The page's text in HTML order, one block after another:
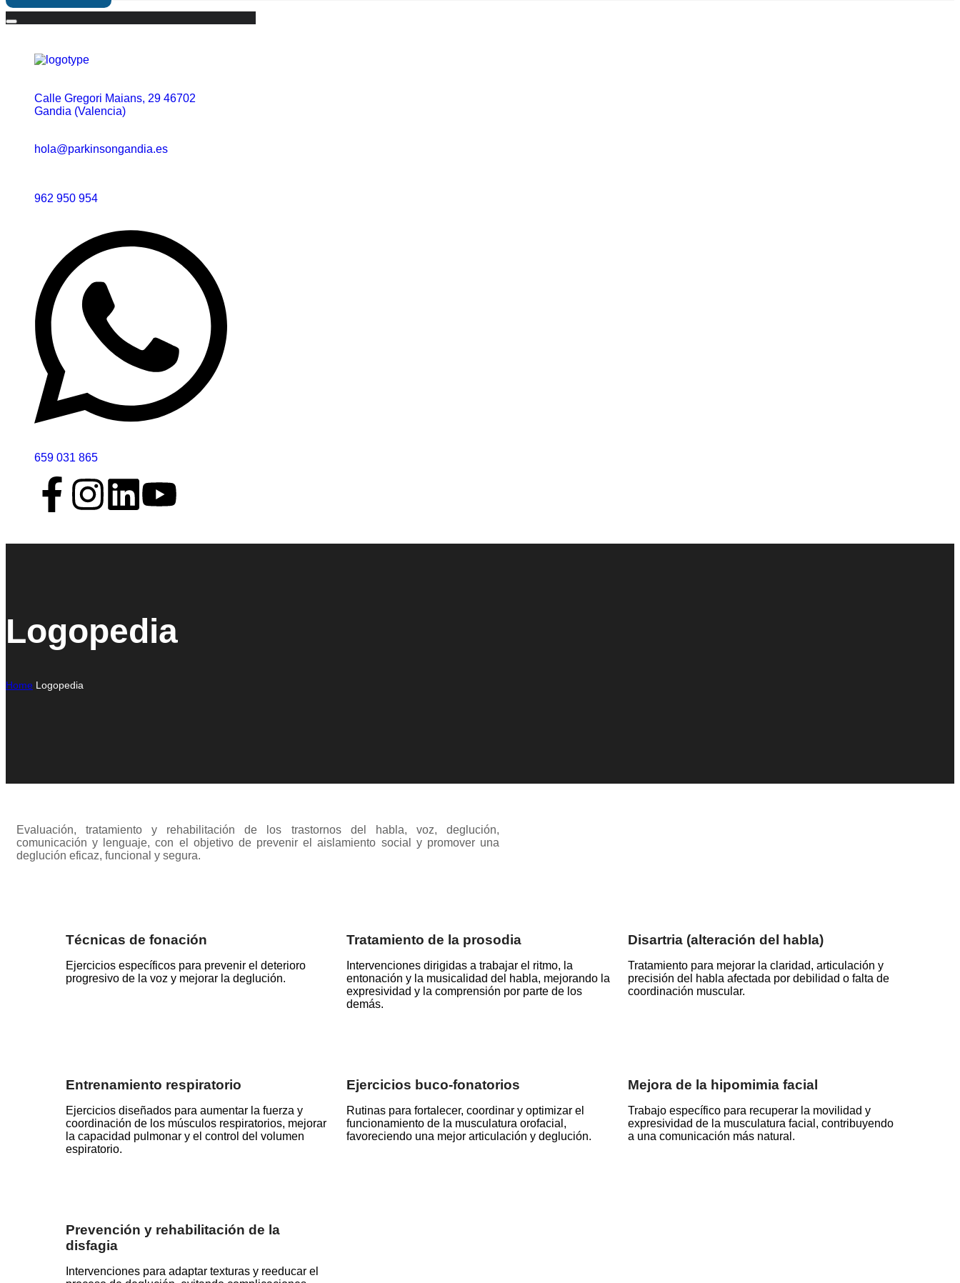
Calle Gregori Maians, 29 46702
Gandia (Valencia)
hola@parkinsongandia.es
962 950 954
659 031 865
Logopedia
Home Logopedia
Evaluación, tratamiento y rehabilitación de los trastornos del habla, voz, deglución,
comunicación y lenguaje, con el objetivo de prevenir el aislamiento social y promover una
deglución eficaz, funcional y segura.
Técnicas de fonación
Ejercicios específicos para prevenir el deterioro
progresivo de la voz y mejorar la deglución.
Tratamiento de la prosodia
Intervenciones dirigidas a trabajar el ritmo, la
entonación y la musicalidad del habla, mejorando la
expresividad y la comprensión por parte de los
demás.
Disartria (alteración del habla)
Tratamiento para mejorar la claridad, articulación y
precisión del habla afectada por debilidad o falta de
coordinación muscular.
Entrenamiento respiratorio
Ejercicios diseñados para aumentar la fuerza y
coordinación de los músculos respiratorios, mejorar
la capacidad pulmonar y el control del volumen
espiratorio.
Ejercicios buco-fonatorios
Rutinas para fortalecer, coordinar y optimizar el
funcionamiento de la musculatura orofacial,
favoreciendo una mejor articulación y deglución.
Mejora de la hipomimia facial
Trabajo específico para recuperar la movilidad y
expresividad de la musculatura facial, contribuyendo
a una comunicación más natural.
Prevención y rehabilitación de la
disfagia
Intervenciones para adaptar texturas y reeducar el